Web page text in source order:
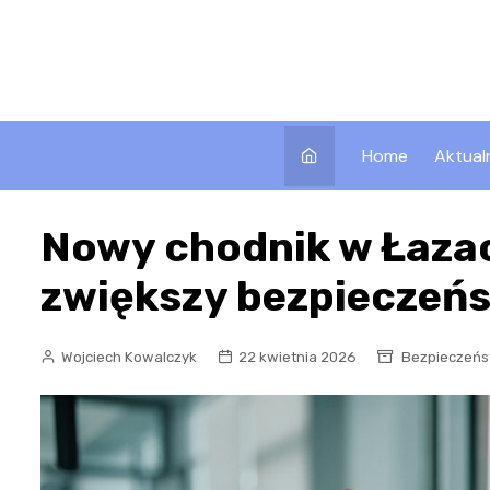
Home
Nowy chodnik w
zwiększy
Wojciech Kowalczyk 22 kwietnia 2026